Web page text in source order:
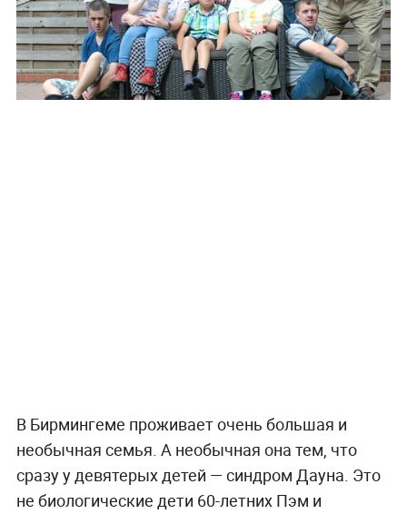
В Бирмингеме проживает очень большая и
необычная семья. А необычная она тем, что
сразу у девятерых детей — синдром Дауна. Это
не биологические дети 60-летних Пэм и